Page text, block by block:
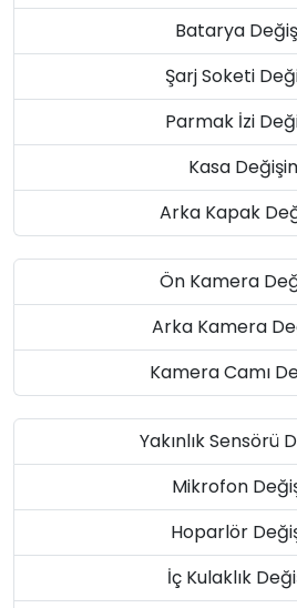
Batarya
Şarj Soketi
Parmak İzi
Kasa
Arka Kapak
Ön Kamera
Arka Kamera
Kamera Camı
Yakınlık Sensörü
Mikrofon
Hoparlör
İç Kulaklık